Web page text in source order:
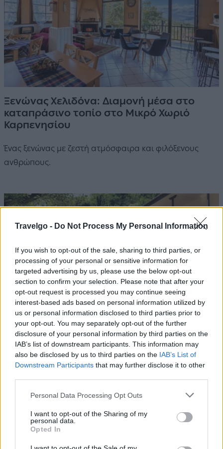
Travelgo - Do Not Process My Personal Information
If you wish to opt-out of the sale, sharing to third parties, or
processing of your personal or sensitive information for
targeted advertising by us, please use the below opt-out
section to confirm your selection. Please note that after your
opt-out request is processed you may continue seeing
interest-based ads based on personal information utilized by
us or personal information disclosed to third parties prior to
your opt-out. You may separately opt-out of the further
disclosure of your personal information by third parties on the
IAB’s list of downstream participants. This information may
also be disclosed by us to third parties on the IAB’s List of
Downstream Participants that may further disclose it to other
Please note that this website/app uses one or more Google
not limited to your visit or usage behaviour. You may click to
grant or deny consent to Google and its third-party tags to
use your data for below specified purposes in below Google
consent section.
Personal Data Processing Opt Outs
I want to opt-out of the Sharing of my
personal data.
Opted In
Ξενώνας Χελιδόνα: Διαμονή μέσα στο
καταπράσινο τοπίο στο Μικρό Χωριό
Καρπενησίου
Ένας ξενώνας με ζεστή ατμόσφαιρα και φιλόξενους
ανθρώπους.
Via Ferrata Hotel: Ζήστε την εμπειρία της
Ευρυτανίας με άνεση και ζεστή φιλοξενία
Ανακαλύψτε την αυθεντική φιλοξενία της Ευρυτανίας,
λίγα μόλις λεπτά από τη Μονή Προυσού.